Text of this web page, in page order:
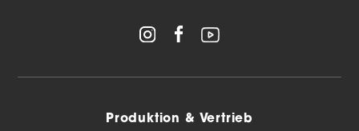
Produktion & Vertrieb